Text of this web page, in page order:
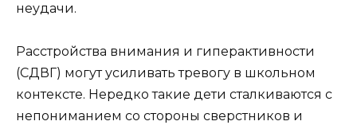
неудачи.
Расстройства внимания и гиперактивности
(СДВГ) могут усиливать тревогу в школьном
контексте. Нередко такие дети сталкиваются с
непониманием со стороны сверстников и